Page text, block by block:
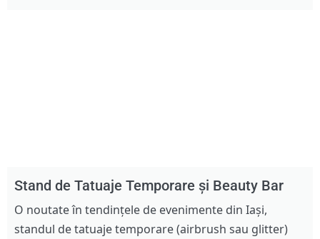
Stand de Tatuaje Temporare și Beauty Bar
O noutate în tendințele de evenimente din Iași,
standul de tatuaje temporare (airbrush sau glitter)